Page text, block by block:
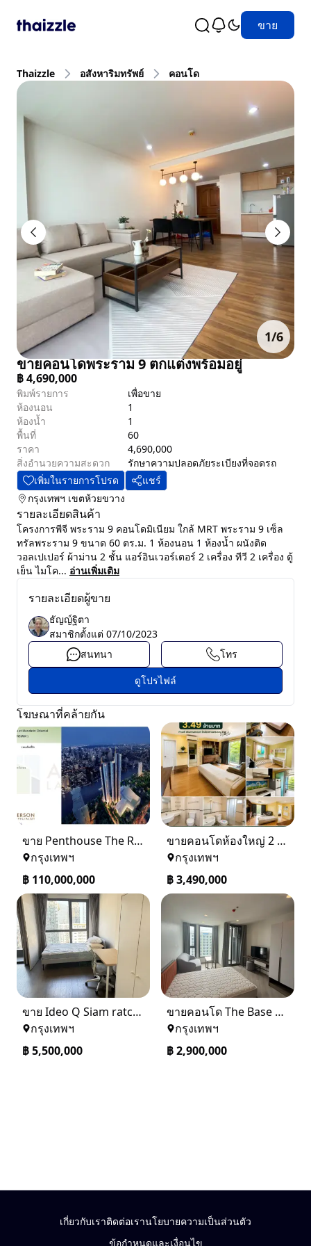
ขาย
Thaizzle อสังหาริมทรัพย์ คอนโด
1/6
ขายคอนโดพระราม 9 ตกแต่งพร้อมอยู่
฿4,690,000
พิมพ์รายการ
เพื่อขาย
ห้องนอน
1
ห้องน้ำ
1
พื้นที่
60
ราคา
4,690,000
สิ่งอำนวยความสะดวก
รักษาความปลอดภัยระเบียงที่จอดรถ
เพิ่มในรายการโปรด
แชร์
กรุงเทพฯ เขตห้วยขวาง
รายละเอียดสินค้า
โครงการพีจี พระราม 9 คอนโดมิเนียม ใกล้ MRT พระราม 9 เซ็ล
ทรัลพระราม 9 ขนาด 60 ตร.ม. 1 ห้องนอน 1 ห้องน้ำ ผนังติด
วอลเปเปอร์ ผ้าม่าน 2 ชั้น แอร์อินเวอร์เตอร์ 2 เครื่อง ทีวี 2 เครื่อง ตู้
เย็น ไมโค... อ่านเพิ่มเติม
รายละเอียดผู้ขาย
ธัญญ์ฐิตา
สมาชิกตั้งแต่ 07/10/2023
สนทนา
โทร
ดูโปรไฟล์
โฆษณาที่คล้ายกัน
ขาย Penthouse The Residences at Mandarin Oriental Bangkok (ICONSIAM)
กรุงเทพฯ
฿ 110,000,000
ขายคอนโดห้องใหญ่ 2 ห้องนอน ทำเลพระราม 8 Lumpini Place Rama VIII
กรุงเทพฯ
฿3,490,000
ขาย Ideo Q Siam ratchatewi จาก BTS ราชเทวี 300 เมตร เจ้าของขายเอง
กรุงเทพฯ
฿5,500,000
ขายคอนโด The Base saphanmai ย่านสะพานใหม่
กรุงเทพฯ
฿2,900,000
เกี่ยวกับเราติดต่อเรานโยบายความเป็นส่วนตัว
ข้อกำหนดและเงื่อนไข